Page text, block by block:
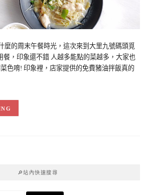
的周末午餐時光，這次來到大里九號碼頭覓
，印象還不錯 人越多能點的菜越多，大家也
色唷! 印象裡，店家提供的免費豬油拌飯真的
🔎站內快速搜尋